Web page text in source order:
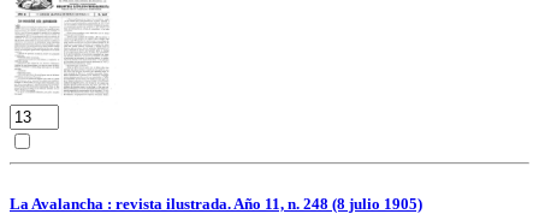
La Avalancha : revista ilustrada. Año 11, n. 248 (8 julio 1905)